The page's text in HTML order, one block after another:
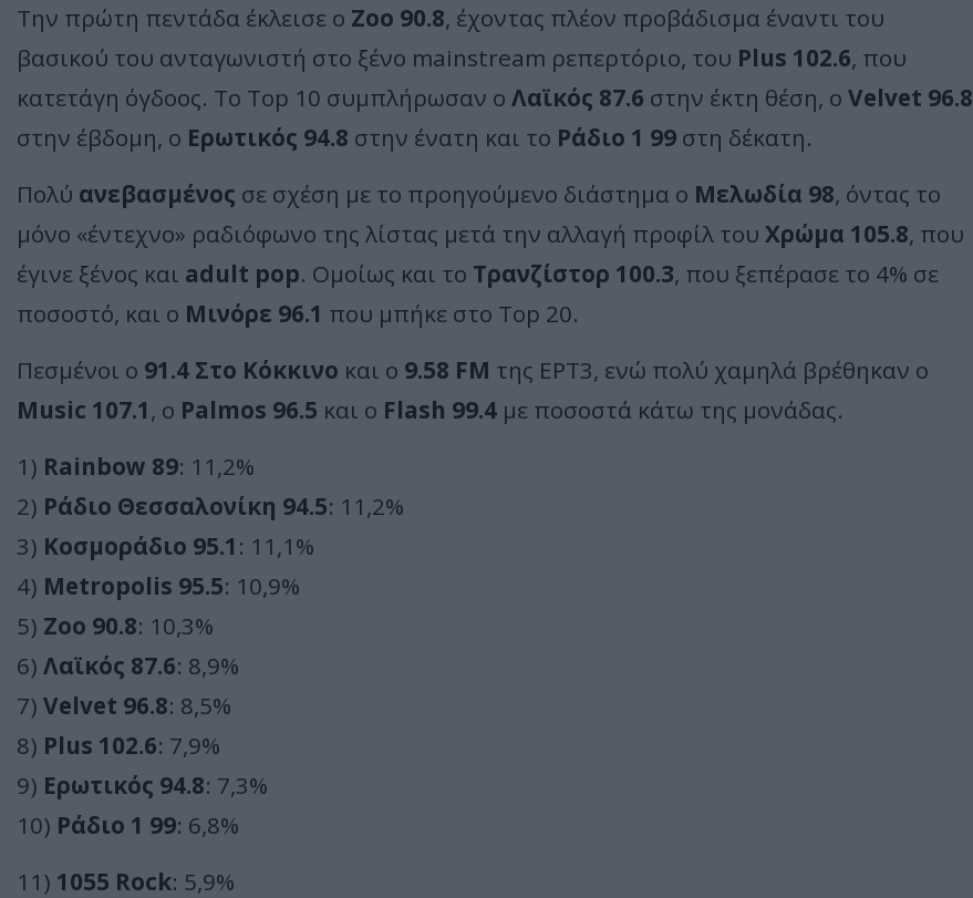
Την πρώτη πεντάδα έκλεισε ο Zoo 90.8, έχοντας πλέον προβάδισμα έναντι του
βασικού του ανταγωνιστή στο ξένο mainstream ρεπερτόριο, του Plus 102.6, που
κατετάγη όγδοος. Το Top 10 συμπλήρωσαν ο Λαϊκός 87.6 στην έκτη θέση, ο Velvet 96.8
στην έβδομη, ο Ερωτικός 94.8 στην ένατη και το Ράδιο 1 99 στη δέκατη.
Πολύ ανεβασμένος σε σχέση με το προηγούμενο διάστημα ο Μελωδία 98, όντας το
μόνο «έντεχνο» ραδιόφωνο της λίστας μετά την αλλαγή προφίλ του Χρώμα 105.8, που
έγινε ξένος και adult pop. Ομοίως και το Τρανζίστορ 100.3, που ξεπέρασε το 4% σε
ποσοστό, και ο Μινόρε 96.1 που μπήκε στο Top 20.
Πεσμένοι ο 91.4 Στο Κόκκινο και ο 9.58 FM της ΕΡΤ3, ενώ πολύ χαμηλά βρέθηκαν ο
Music 107.1 , o Palmos 96.5 και ο Flash 99.4 με ποσοστά κάτω της μονάδας.
1) Rainbow 89: 11,2%
2) Ράδιο Θεσσαλονίκη 94.5: 11,2%
3) Κοσμοράδιο 95.1 : 11,1%
4) Metropolis 95.5: 10,9%
5) Zoo 90.8: 10,3%
6) Λαϊκός 87.6: 8,9%
7) Velvet 96.8: 8,5%
8) Plus 102.6: 7,9%
9) Ερωτικός 94.8: 7,3%
10) Ράδιο 1 99: 6,8%
11) 1055 Rock: 5,9%